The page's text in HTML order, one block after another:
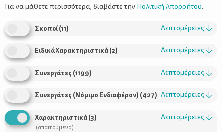
παιδιά, αλλά παιδιά που αντέχουν το
“όχι”;
Για να μάθετε περισσότερα, διαβάστε την Πολιτική Απορρήτου.
Σκοποί(11) Λεπτομέρειες ↓
Ειδικά Χαρακτηριστικά(2) Λεπτομέρειες ↓
Συνεργάτες (1199) Λεπτομέρειες ↓
Συνεργάτες (Νόμιμο Ενδιαφέρον) (427) Λεπτομέρειες ↓
Χαρακτηριστικά(3)
(απαιτούμενο)
Λεπτομέρειες ↓